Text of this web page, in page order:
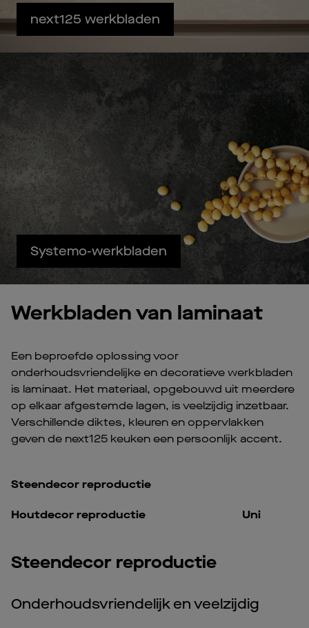
next125 werkbladen
Systemo-werkbladen
Werkbladen van laminaat
Een beproefde oplossing voor
onderhoudsvriendelijke en decoratieve werkbladen
is laminaat. Het materiaal, opgebouwd uit meerdere
op elkaar afgestemde lagen, is veelzijdig inzetbaar.
Verschillende diktes, kleuren en oppervlakken
geven de next125 keuken een persoonlijk accent.
Steendecor reproductie
Houtdecor reproductie Uni
Steendecor reproductie
Onderhoudsvriendelijk en veelzijdig